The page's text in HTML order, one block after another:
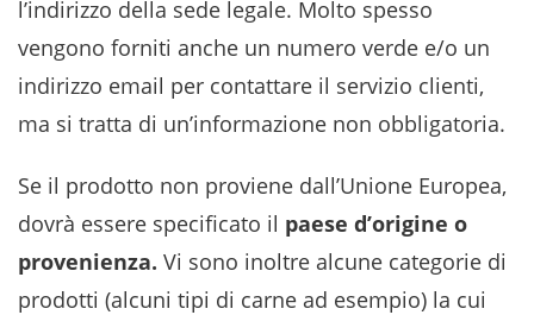
l’indirizzo della sede legale. Molto spesso
vengono forniti anche un numero verde e/o un
indirizzo email per contattare il servizio clienti,
ma si tratta di un’informazione non obbligatoria.
Se il prodotto non proviene dall’Unione Europea,
dovrà essere specificato il paese d’origine o
provenienza. Vi sono inoltre alcune categorie di
prodotti (alcuni tipi di carne ad esempio) la cui